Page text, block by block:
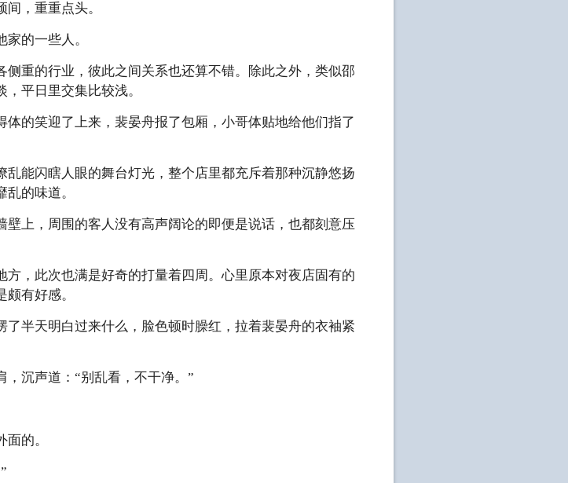
，重重点头。
的一些人。
重的行业，彼此之间关系也还算不错。除此之外，类似邵
平日里交集比较浅。
的笑迎了上来，裴晏舟报了包厢，小哥体贴地给他们指了
能闪瞎人眼的舞台灯光，整个店里都充斥着那种沉静悠扬
的味道。
上，周围的客人没有高声阔论的即便是说话，也都刻意压
，此次也满是好奇的打量着四周。心里原本对夜店固有的
有好感。
半天明白过来什么，脸色顿时臊红，拉着裴晏舟的衣袖紧
沉声道：“别乱看，不干净。”
的。